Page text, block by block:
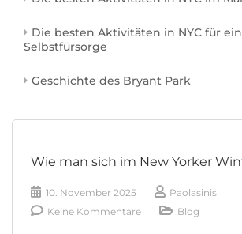
Die besten Aktivitäten in NYC für
Selbstfürsorge
Geschichte des Bryant Park
Wie man sich im New Yorker
10. November 2025
Paolasinis
Keine Kommentare
Blog